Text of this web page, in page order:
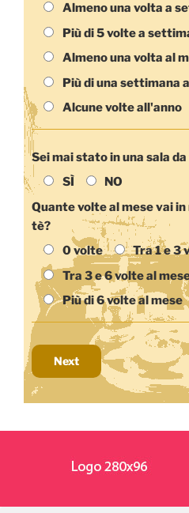
Almeno una volta a
Più di 5 volte a
Almeno una volta al
Più di una settimana
Alcune volte all'anno
Sei mai stato in una sala
SÌ
NO
Quante volte al mese vai in
tè?
0 volte
Tra 1 e 3
Tra 3 e 6 volte al
Più di 6 volte al mese
Next